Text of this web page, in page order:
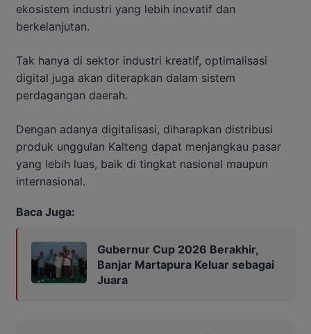
ekosistem industri yang lebih inovatif dan
berkelanjutan.
Tak hanya di sektor industri kreatif, optimalisasi
digital juga akan diterapkan dalam sistem
perdagangan daerah.
Dengan adanya digitalisasi, diharapkan distribusi
produk unggulan Kalteng dapat menjangkau pasar
yang lebih luas, baik di tingkat nasional maupun
internasional.
Baca Juga:
Gubernur Cup 2026 Berakhir,
Banjar Martapura Keluar sebagai
Juara